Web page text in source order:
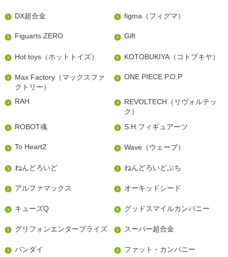
DX超合金 figma（フィグマ）
Figuarts ZERO Gift
Hot toys（ホットトイズ） KOTOBUKIYA（コトブキヤ）
Max Factory（マックスファ
クトリー）
ONE PIECE P.O.P
RAH
REVOLTECH（リヴォルテッ
ク）
ROBOT魂
S.H.フィギュアーツ
To Heart2 Wave（ウェーブ）
ねんどろいど ねんどろいどぷち
アルファマックス オーキッドシード
キューズQ グッドスマイルカンパニー
グリフォンエンタープライズ スーパー超合金
バンダイ ファット・カンパニー